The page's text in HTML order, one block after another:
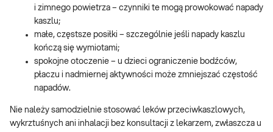
i zimnego powietrza – czynniki te mogą prowokować napady
kaszlu;
małe, częstsze posiłki – szczególnie jeśli napady kaszlu
kończą się wymiotami;
spokojne otoczenie – u dzieci ograniczenie bodźców,
płaczu i nadmiernej aktywności może zmniejszać częstość
napadów.
Nie należy samodzielnie stosować leków przeciwkaszlowych,
wykrztuśnych ani inhalacji bez konsultacji z lekarzem, zwłaszcza u